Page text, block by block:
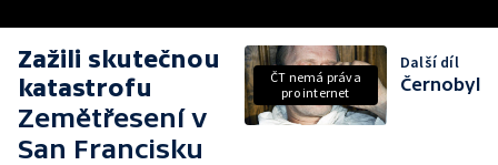
Zažili skutečnou
katastrofu
Zemětřesení v
San Francisku
ČT nemá práva
pro internet
Další díl
Černobyl